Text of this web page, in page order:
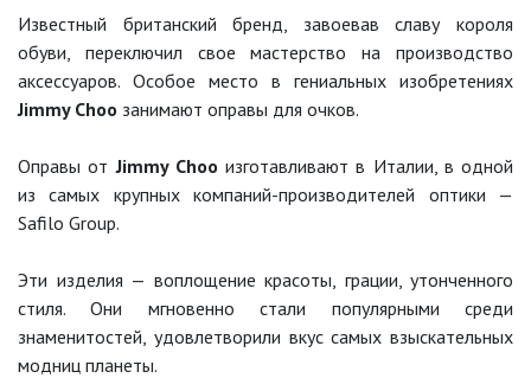
Известный британский бренд, завоевав славу короля
обуви, переключил свое мастерство на производство
аксессуаров. Особое место в гениальных изобретениях
Jimmy Choo занимают оправы для очков.
Оправы отJimmy Choo изготавливают в Италии, в одной
из самых крупных компаний-производителей оптики —
Safilo Group.
Эти изделия — воплощение красоты, грации, утонченного
стиля. Они мгновенно стали популярными среди
знаменитостей, удовлетворили вкус самых взыскательных
модниц планеты.